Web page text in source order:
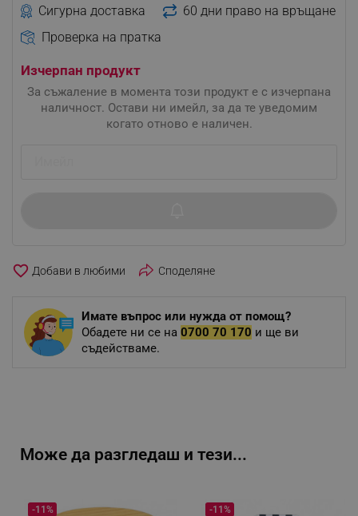
Сигурна доставка
60 дни право на връщане
Проверка на пратка
Изчерпан продукт
За съжаление в момента този продукт е с изчерпана
наличност. Остави ни имейл, за да те уведомим
когато отново е наличен.
favorite_border Споделяне
Имате въпрос или нужда от помощ?
Обадете ни се на 0700 70 170 и ще ви
съдействаме.
Може да разгледаш и тези...
-11% -11%